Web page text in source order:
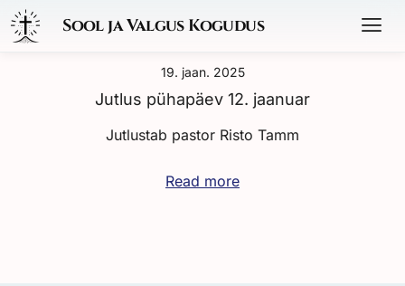
Sool ja Valgus Kogudus
19. jaan. 2025
Jutlus pühapäev 12. jaanuar
Jutlustab pastor Risto Tamm
Read more